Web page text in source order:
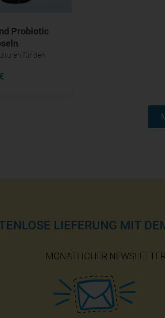
Probiotic
für den
LIEFERUNG MIT
MONATLICHER NEWSLETTER